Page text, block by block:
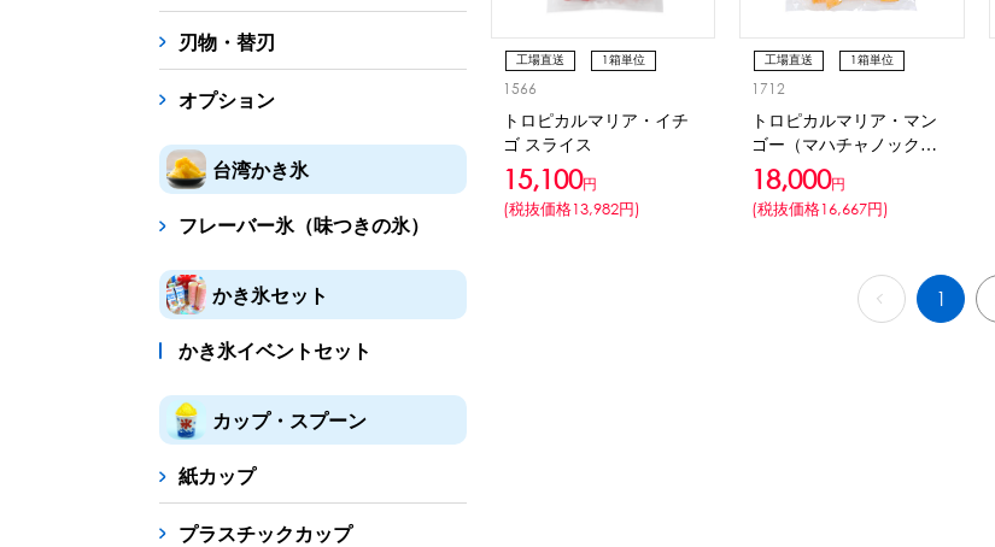
刃物・替刃
オプション
台湾かき氷
フレーバー氷（味つきの氷）
かき氷セット
かき氷イベントセット
カップ・スプーン
紙カップ
プラスチックカップ
工場直送
1箱単位
冷凍
1566
トロピカルマリア・イチ
ゴ スライス
15,100円
(税抜価格13,982円)
工場直送
1箱単位
冷凍
1712
トロピカルマリア・マン
ゴー（マハチャノック）
チャンク
18,000円
(税抜価格16,667円)
1